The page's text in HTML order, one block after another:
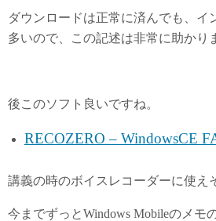
ダウンロードは正常に済んでも、イ
多いので、この記述は非常に助かり
後このソフト良いですね。
RECOZERO – WindowsCE
講義の時のボイスレコーダーに使え
今までずっとWindows Mobileのメモ